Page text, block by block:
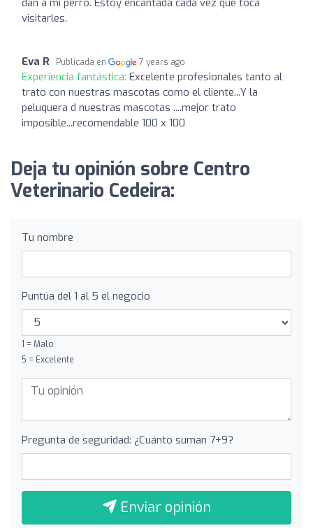
visitarles.
Eva R Publicada en 7 years ago
Experiencia fantástica: Excelente profesionales tanto al
trato con nuestras mascotas como el cliente...Y la
peluquera d nuestras mascotas ....mejor trato
imposible...recomendable 100 x 100
Deja tu opinión sobre Centro
Veterinario Cedeira:
Tu nombre
Puntúa del 1 al 5 el negocio
1 = Malo
5 = Excelente
Pregunta de seguridad: ¿Cuánto suman 7+9?
Enviar opinión